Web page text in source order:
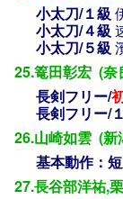
小太刀/１級
小太刀/４級
小太刀/５級
25.篭田彰宏 (奈
長剣フリー/
長剣フリー/
26.山崎如雲 (新
基本動作：
27.長谷部洋祐,